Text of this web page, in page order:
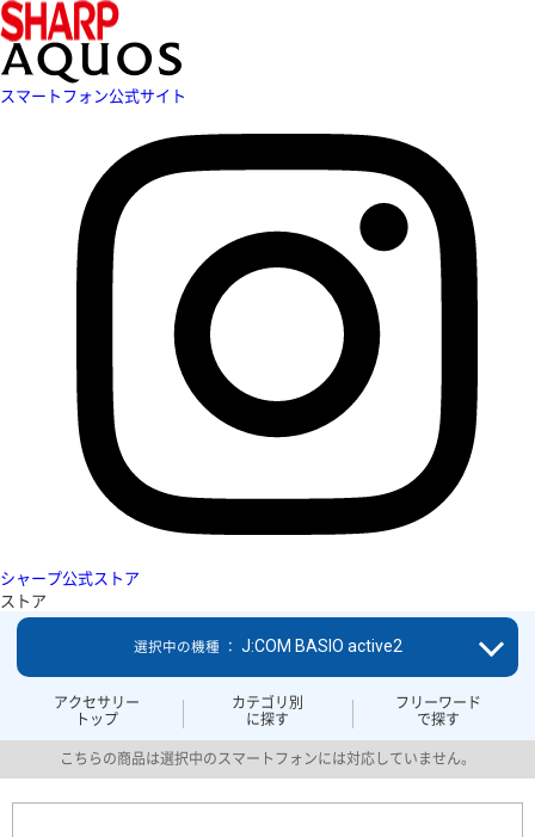
スマートフォン公式サイト
シャープ公式ストア
ストア
アクセサリー
トップ
カテゴリ別
に探す
フリーワード
で探す
選択中の機種 ： J:COM BASIO active2
こちらの商品は選択中のスマートフォンには対応していません。